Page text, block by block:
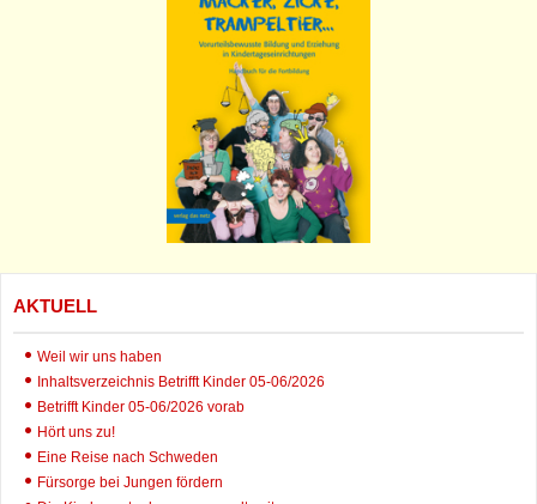
AKTUELL
Weil wir uns haben
Inhaltsverzeichnis Betrifft Kinder 05-06/2026
Betrifft Kinder 05-06/2026 vorab
Hört uns zu!
Eine Reise nach Schweden
Fürsorge bei Jungen fördern